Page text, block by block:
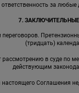
за
7.
(тридцать)
в суде
действующим
Соглашения